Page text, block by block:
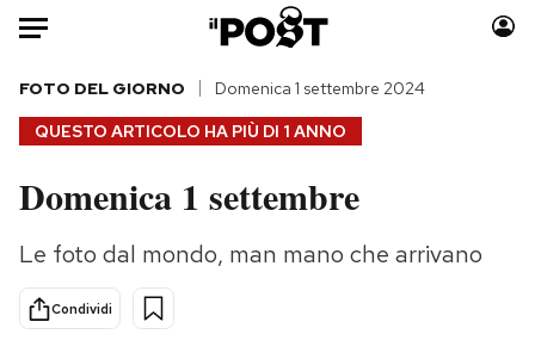
Auto
HOME
Italia
Politica
Tecnologia
Moda
Consumismi
QUESTO ARTICOLO HA PIÙ DI 1 ANNO
FOTO DEL GIORNO Domenica 1 settembre 2024
Domenica 1 settembre
Le foto dal mondo, man mano che arrivano
Condividi